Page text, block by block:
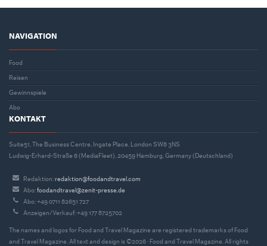
NAVIGATION
Food
Reisen
Gewinnspiele
Abo
KONTAKT
Suite51, The Business Centre, Ingate Place, London SW8 3NS
Ludwig-Erhard-Straße 6 (MediaFleet), 20459 Hamburg, Germany (Deutschland)
Redaktion:redaktion@foodandtravel.com
Abo:foodandtravel@zenit-presse.de
Abo: +49 0711 82651 727
Anzeigen/Verkauf: +49 177 8725702
The names and logos for Food and Travel Magazine are registered trademarks of Food
and Travel Magazine. All text and design is ©2026 · Food and Travel Magazine. All rights